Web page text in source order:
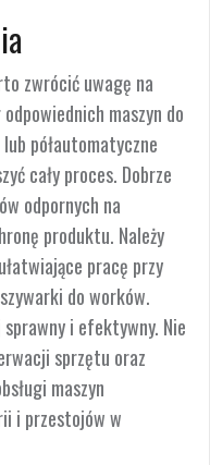
zwrócić uwagę na
maszyn do
półautomatyczne
cały proces. Dobrze
odpornych na
produktu. Należy
pracę przy
do worków.
i efektywny. Nie
sprzętu oraz
maszyn
i przestojów w